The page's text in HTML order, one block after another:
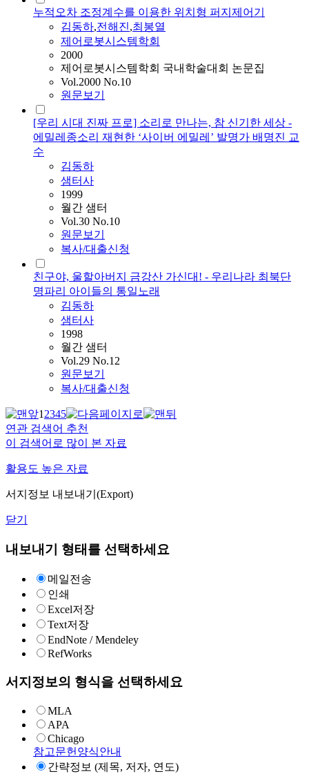
누적오차 조정계수를 이용한 위치형 퍼지제어기
김동하,전해진,최봉열
제어로봇시스템학회
2000
제어로봇시스템학회 국내학술대회 논문집
Vol.2000 No.10
원문보기
[우리 시대 진짜 프로] 소리로 만나는, 참 신기한 세상 -
에밀레종소리 재현한 ‘사이버 에밀레’ 발명가 배명진 교
수
김동하
샘터사
1999
월간 샘터
Vol.30 No.10
원문보기
복사/대출신청
친구야, 울할아버지 금강산 가신대! - 우리나라 최북단
명파리 아이들의 통일노래
김동하
샘터사
1998
월간 샘터
Vol.29 No.12
원문보기
복사/대출신청
12345
연관 검색어 추천
이 검색어로 많이 본 자료
활용도 높은 자료
서지정보 내보내기(Export)
닫기
내보내기 형태를 선택하세요
메일전송
인쇄
Excel저장
Text저장
EndNote / Mendeley
RefWorks
서지정보의 형식을 선택하세요
MLA
APA
Chicago
참고문헌양식안내
간략정보 (제목, 저자, 연도)